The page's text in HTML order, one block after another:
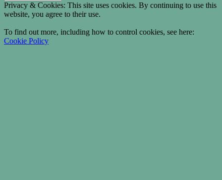
Privacy & Cookies: This site uses cookies. By continuing to use this
website, you agree to their use.
To find out more, including how to control cookies, see here:
Cookie Policy